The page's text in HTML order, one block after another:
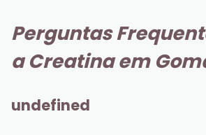
Perguntas
a Creatina em
undefined